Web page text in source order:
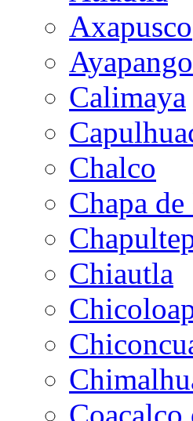
Axapusco
Ayapango
Calimaya
Chalco
Chapa
Chiautla